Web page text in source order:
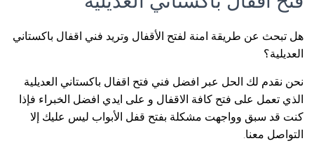
هل تبحث عن طريقة امنة لفتح الأقفال وتريد فني اقفال باكستاني
العديلية؟
نحن نقدم لك الحل عبر افضل فني فتح اقفال باكستاني العديلية
الذي تعمل على فتح كافة الاقفال و على ايدي افضل الخبراء فإذا
كنت قد سبق وواجهت مشكلة بفتح قفل الأبواب ليس عليك إلا
التواصل معنا.